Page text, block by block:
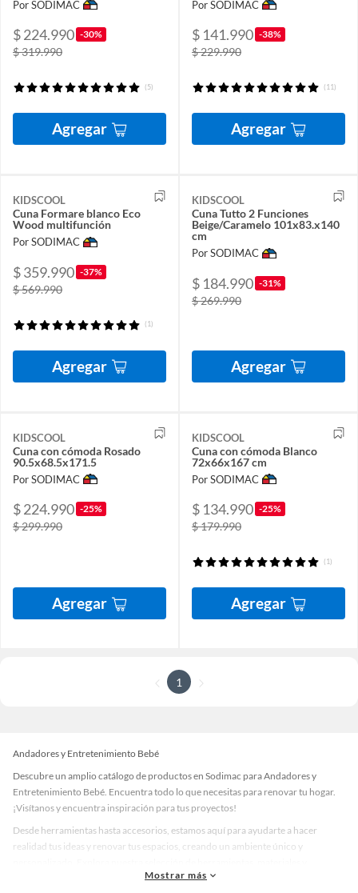
Por SODIMAC
$ 224.990 -30%
$ 319.990
(5)
Agregar
Por SODIMAC
$ 141.990 -38%
$ 229.990
(11)
Agregar
KIDSCOOL
Cuna Formare blanco Eco
Wood multifunción
Por SODIMAC
$ 359.990 -37%
$ 569.990
(1)
Agregar
KIDSCOOL
Cuna Tutto 2 Funciones
Beige/Caramelo 101x83.x140
cm
Por SODIMAC
$ 184.990 -31%
$ 269.990
Agregar
KIDSCOOL
Cuna con cómoda Rosado
90.5x68.5x171.5
Por SODIMAC
$ 224.990 -25%
$ 299.990
Agregar
KIDSCOOL
Cuna con cómoda Blanco
72x66x167 cm
Por SODIMAC
$ 134.990 -25%
$ 179.990
(1)
Agregar
1
Andadores y Entretenimiento Bebé
Descubre un amplio catálogo de productos en Sodimac para Andadores y
Entretenimiento Bebé. Encuentra todo lo que necesitas para renovar tu hogar.
¡Visítanos y encuentra inspiración para tus proyectos!
Desde herramientas hasta accesorios, estamos aquí para ayudarte a hacer
realidad tus ideas y renovar tus espacios, creando un ambiente único y
accesorios de calidad que te ayudarán a crear un espacio más tú.
Mostrar más